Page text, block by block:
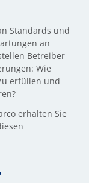
Standards und
an
Betreiber
Wie
erfüllen und
erhalten Sie